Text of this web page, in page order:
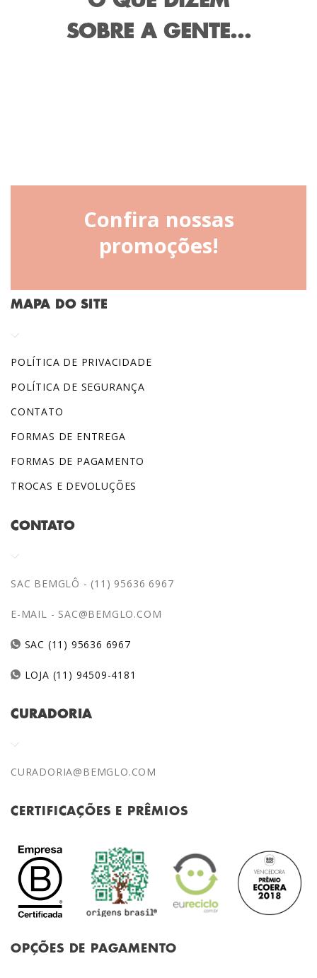
SOBRE A GENTE...
Confira nossas
promoções!
MAPA DO SITE
POLÍTICA DE PRIVACIDADE
POLÍTICA DE SEGURANÇA
CONTATO
FORMAS DE ENTREGA
FORMAS DE PAGAMENTO
TROCAS E DEVOLUÇÕES
CONTATO
SAC BEMGLÔ - (11) 95636 6967
E-MAIL - SAC@BEMGLO.COM
SAC (11) 95636 6967
LOJA (11) 94509-4181
CURADORIA
CURADORIA@BEMGLO.COM
CERTIFICAÇÕES E PRÊMIOS
OPÇÕES DE PAGAMENTO